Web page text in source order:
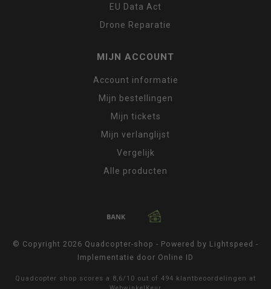
EU Data Act
Drone Reparatie
MIJN ACCOUNT
Account informatie
Mijn bestellingen
Mijn tickets
Mijn verlanglijst
Vergelijk
Alle producten
© Copyright 2026 Quadcopter-shop - Powered by Lightspeed -
Implementatie door Online ID
Quadcopter shop scores a 8,6/ 10 out of 494 klantbeoordelingen at